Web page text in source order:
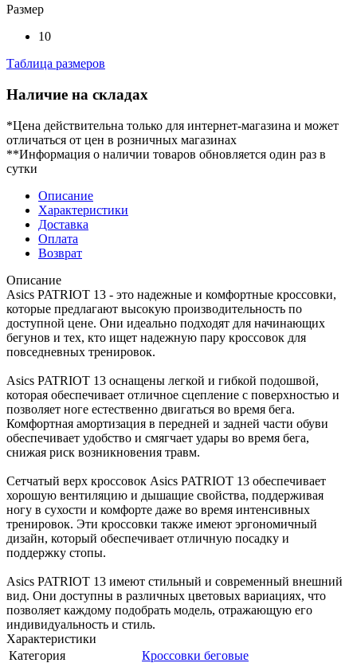
Размер
10
Таблица размеров
Наличие на складах
*Цена действительна только для интернет-магазина и может
отличаться от цен в розничных магазинах
**Информация о наличии товаров обновляется один раз в
сутки
Описание
Характеристики
Доставка
Оплата
Возврат
Описание
Asics PATRIOT 13 - это надежные и комфортные кроссовки,
которые предлагают высокую производительность по
доступной цене. Они идеально подходят для начинающих
бегунов и тех, кто ищет надежную пару кроссовок для
повседневных тренировок.
Asics PATRIOT 13 оснащены легкой и гибкой подошвой,
которая обеспечивает отличное сцепление с поверхностью и
позволяет ноге естественно двигаться во время бега.
Комфортная амортизация в передней и задней части обуви
обеспечивает удобство и смягчает удары во время бега,
снижая риск возникновения травм.
Сетчатый верх кроссовок Asics PATRIOT 13 обеспечивает
хорошую вентиляцию и дышащие свойства, поддерживая
ногу в сухости и комфорте даже во время интенсивных
тренировок. Эти кроссовки также имеют эргономичный
дизайн, который обеспечивает отличную посадку и
поддержку стопы.
Asics PATRIOT 13 имеют стильный и современный внешний
вид. Они доступны в различных цветовых вариациях, что
позволяет каждому подобрать модель, отражающую его
индивидуальность и стиль.
Характеристики
Категория
Кроссовки беговые